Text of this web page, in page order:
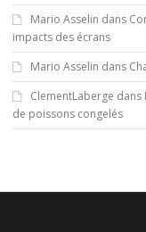
Mario Asselin dans
impacts des écrans
Mario Asselin dans
ClementLaberge dans
de poissons congelés